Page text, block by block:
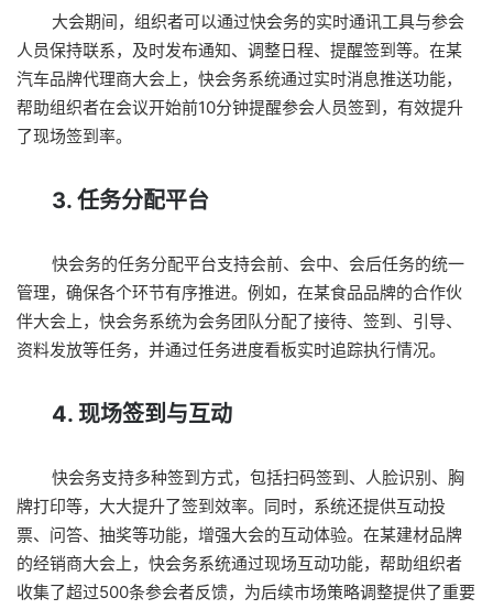
大会期间，组织者可以通过快会务的实时通讯工具与参会
人员保持联系，及时发布通知、调整日程、提醒签到等。在某
汽车品牌代理商大会上，快会务系统通过实时消息推送功能，
帮助组织者在会议开始前10分钟提醒参会人员签到，有效提升
了现场签到率。
3. 任务分配平台
快会务的任务分配平台支持会前、会中、会后任务的统一
管理，确保各个环节有序推进。例如，在某食品品牌的合作伙
伴大会上，快会务系统为会务团队分配了接待、签到、引导、
资料发放等任务，并通过任务进度看板实时追踪执行情况。
4. 现场签到与互动
快会务支持多种签到方式，包括扫码签到、人脸识别、胸
牌打印等，大大提升了签到效率。同时，系统还提供互动投
票、问答、抽奖等功能，增强大会的互动体验。在某建材品牌
的经销商大会上，快会务系统通过现场互动功能，帮助组织者
收集了超过500条参会者反馈，为后续市场策略调整提供了重要